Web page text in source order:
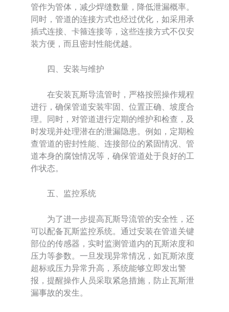
管作为管体，减少焊缝数量，降低泄漏概率。
同时，管道的连接方式也经过优化，如采用承
插式连接、卡箍连接等，这些连接方式不仅安
装方便，而且密封性能优越。
四、安装与维护
在安装瓦斯导流管时，严格按照操作规程
进行，确保管道安装牢固、位置正确、坡度合
理。同时，对管道进行定期的维护和检查，及
时发现并处理潜在的泄漏隐患。例如，定期检
查管道的密封性能、连接部位的紧固情况、管
道本身的腐蚀情况等，确保管道处于良好的工
作状态。
五、监控系统
为了进一步提高瓦斯导流管的安全性，还
可以配备瓦斯监控系统。通过安装在管道关键
部位的传感器，实时监测管道内的瓦斯浓度和
压力等参数。一旦发现异常情况，如瓦斯浓度
超标或压力异常升高，系统能够立即发出警
报，提醒操作人员采取紧急措施，防止瓦斯泄
漏事故的发生。